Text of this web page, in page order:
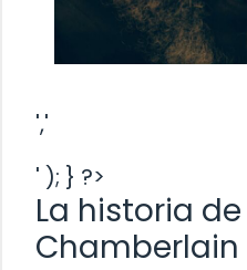
','
' ); } ?>
La historia
Chamberlain